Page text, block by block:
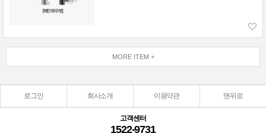
MORE ITEM +
로그인 회사소개 이용약관 맨위로
고객센터
1522-9731